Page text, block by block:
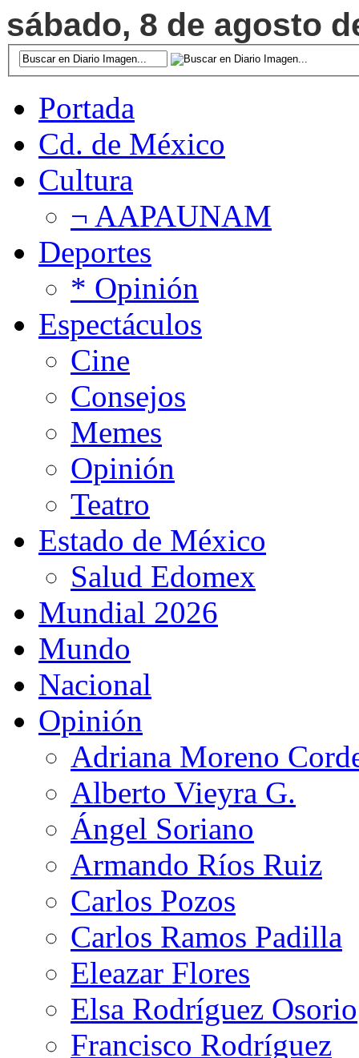
sábado, 8 de agosto
Portada
Cd. de México
Cultura
¬ AAPAUNAM
Deportes
* Opinión
Espectáculos
Cine
Consejos
Memes
Opinión
Teatro
Estado de México
Salud Edomex
Mundial 2026
Mundo
Nacional
Opinión
Adriana Moreno
Alberto Vieyra G.
Ángel Soriano
Armando Ríos Ruiz
Carlos Pozos
Carlos Ramos Padilla
Eleazar Flores
Elsa Rodríguez Osorio
Francisco Rodríguez